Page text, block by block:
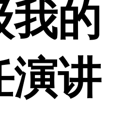
我的
演讲